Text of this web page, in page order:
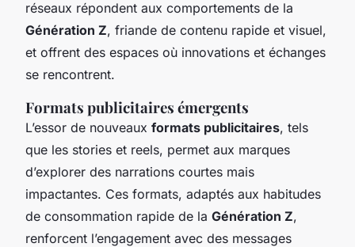
réseaux répondent aux comportements de la
Génération Z, friande de contenu rapide et visuel,
et offrent des espaces où innovations et échanges
se rencontrent.
Formats publicitaires émergents
L’essor de nouveaux formats publicitaires, tels
que les stories et reels, permet aux marques
d’explorer des narrations courtes mais
impactantes. Ces formats, adaptés aux habitudes
de consommation rapide de la Génération Z,
renforcent l’engagement avec des messages